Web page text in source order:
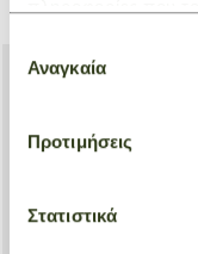
των υπηρεσιών τους.
συγκατάθεσης
Αναγκαία
Προτιμήσεις
Στατιστικά
€ 120,00